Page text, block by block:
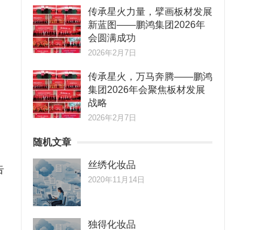
传承星火力量，擘画板材发展
新蓝图——鹏鸿集团2026年
会圆满成功
2026年2月7日
传承星火，万马奔腾——鹏鸿
集团2026年会聚焦板材发展
战略
2026年2月7日
随机文章
丝绣化妆品
2020年11月14日
独得化妆品